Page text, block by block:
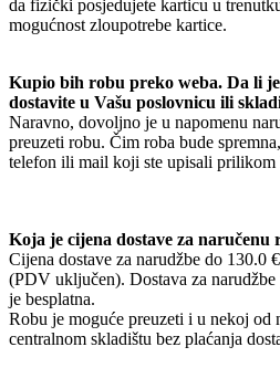
da fizički posjedujete karticu u
mogućnost zloupotrebe kartice.
Kupio bih robu preko weba. Da li
dostavite u Vašu poslovnicu ili
Naravno, dovoljno je u napomenu
preuzeti robu. Čim roba bude
telefon ili mail koji ste upisali prilikom
Koja je cijena dostave za naručenu
Cijena dostave za narudžbe do 130.0
(PDV uključen). Dostava za
je besplatna.
Robu je moguće preuzeti i u nekoj od
centralnom skladištu bez plaćanja